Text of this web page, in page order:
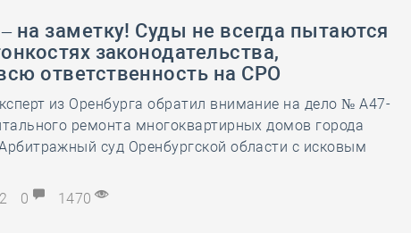
на заметку! Суды не всегда пытаются
законодательства,
ответственность на СРО
из Оренбурга обратил внимание на дело № А47-
ремонта многоквартирных домов города
суд Оренбургской области с исковым
0 1470